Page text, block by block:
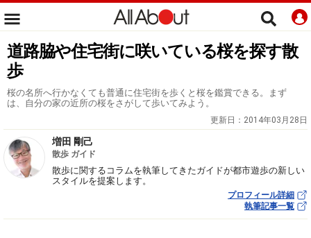
道路脇や住宅街に咲いている桜を探す散
歩
桜の名所へ行かなくても普通に住宅街を歩くと桜を鑑賞できる。まず
は、自分の家の近所の桜をさがして歩いてみよう。
更新日： 2014年03月28日
増田 剛己
散歩 ガイド
散歩に関するコラムを執筆してきたガイドが都市遊歩の新しい
スタイルを提案します。
プロフィール詳細
執筆記事一覧